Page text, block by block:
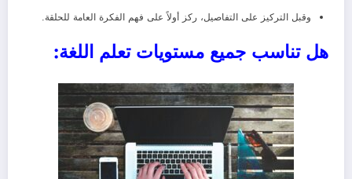
وقبل التركيز على التفاصيل، ركز أولاً على فهم الفكرة العامة للحلقة.
هل تناسب جميع مستويات تعلم اللغة: